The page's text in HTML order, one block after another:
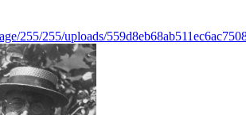
255/255/uploads/